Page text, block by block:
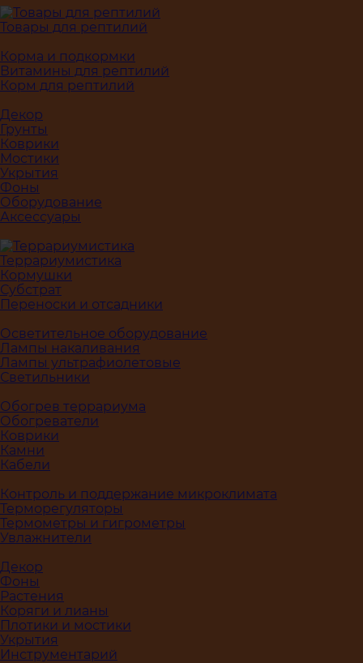
Товары для рептилий
Корма и подкормки
Витамины для рептилий
Корм для рептилий
Декор
Грунты
Коврики
Мостики
Укрытия
Фоны
Оборудование
Аксессуары
Террариумистика
Кормушки
Субстрат
Переноски и отсадники
Осветительное оборудование
Лампы накаливания
Лампы ультрафиолетовые
Светильники
Обогрев террариума
Обогреватели
Коврики
Камни
Кабели
Контроль и поддержание микроклимата
Терморегуляторы
Термометры и гигрометры
Увлажнители
Декор
Фоны
Растения
Коряги и лианы
Плотики и мостики
Укрытия
Инструментарий